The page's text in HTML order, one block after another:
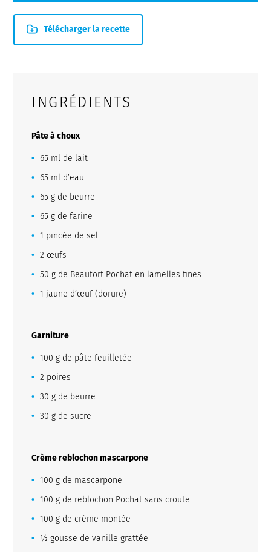
Télécharger la recette
INGRÉDIENTS
Pâte à choux
65 ml de lait
65 ml d’eau
65 g de beurre
65 g de farine
1 pincée de sel
2 œufs
50 g de Beaufort Pochat en lamelles fines
1 jaune d’œuf (dorure)
Garniture
100 g de pâte feuilletée
2 poires
30 g de beurre
30 g de sucre
Crème reblochon mascarpone
100 g de mascarpone
100 g de reblochon Pochat sans croute
100 g de crème montée
½ gousse de vanille grattée